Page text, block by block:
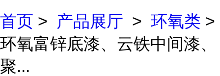
首页 > 产品展厅 > 环氧类 >
环氧富锌底漆、云铁中间漆、
聚...